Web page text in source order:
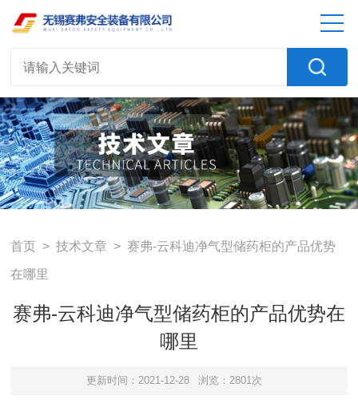
首页 >技术文章 > 赛弗-云科迪净气型储药柜的产品优势
在哪里
赛弗-云科迪净气型储药柜的产品优势在
哪里
更新时间：2021-12-28 浏览：2801次